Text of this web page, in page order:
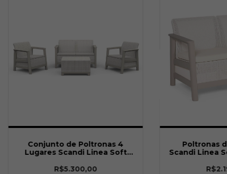
Conjunto de Poltronas 4
Lugares Scandi Linea Soft
R$5.300,00
Poltronas
Scandi Linea